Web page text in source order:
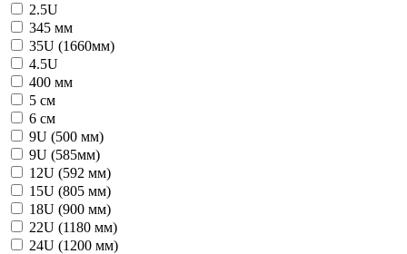
2.5U
345 мм
35U (1660мм)
4.5U
400 мм
5 см
6 см
9U (500 мм)
9U (585мм)
12U (592 мм)
15U (805 мм)
18U (900 мм)
22U (1180 мм)
24U (1200 мм)